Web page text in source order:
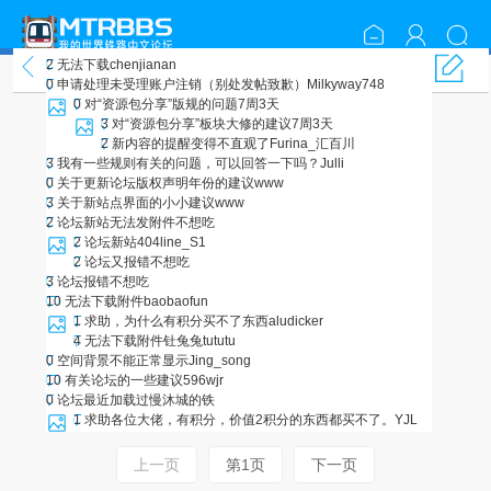
综合反馈
2 无法下载chenjianan
0 申请处理未受理账户注销（别处发帖致歉）
Milkyway748
0 对“资源包分享”版规的问题7周3天
3 对“资源包分享”板块大修的建议7周3天
2 新内容的提醒变得不直观了 Furina_汇百川
3 我有一些规则有关的问题，可以回答一下吗？ Julli
0 关于更新论坛版权声明年份的建议www
3 关于新站点界面的小小建议www
2 论坛新站无法发附件不想吃
2 论坛新站404 line_S1
2 论坛又报错不想吃
3 论坛报错不想吃
10 无法下载附件baobaofun
1 求助，为什么有积分买不了东西aludicker
4 无法下载附件钍兔兔tututu
0 空间背景不能正常显示Jing_song
10 有关论坛的一些建议596wjr
0 论坛最近加载过慢沐城的铁
1 求助各位大佬，有积分，价值2积分的东西都买不了。 YJL
上一页 第1页 下一页